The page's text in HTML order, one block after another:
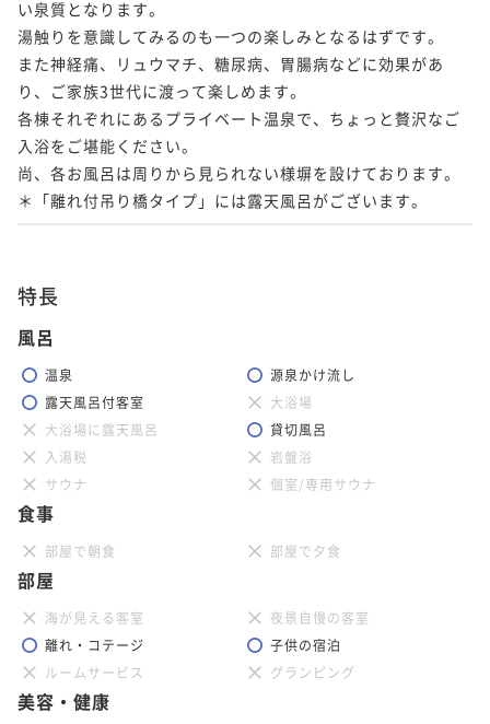
い泉質となります。
湯触りを意識してみるのも一つの楽しみとなるはずです。
また神経痛、リュウマチ、糖尿病、胃腸病などに効果があ
り、ご家族3世代に渡って楽しめます。
各棟それぞれにあるプライベート温泉で、ちょっと贅沢なご
入浴をご堪能ください。
尚、各お風呂は周りから見られない様塀を設けております。
＊「離れ付吊り橋タイプ」には露天風呂がございます。
特長
風呂
温泉
源泉かけ流し
露天風呂付客室
大浴場
大浴場に露天風呂
貸切風呂
入湯税
岩盤浴
サウナ
個室/専用サウナ
食事
部屋で朝食 部屋で夕食
部屋
海が見える客室
夜景自慢の客室
離れ・コテージ
子供の宿泊
ルームサービス
グランピング
美容・健康